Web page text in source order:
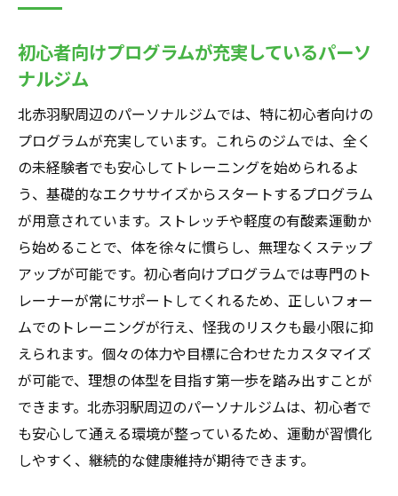
トレーナーが親切なパーソナルジムの選び
特徴
最新機器完備北赤羽駅近くで理想の体型を目指
せるパーソナルジム
最新トレーニング機器が揃っているジム
効率的なトレーニングをサポートする機器
最先端技術を導入したパーソナルジム
最新機器で理想の体型を目指す方法
トレーニング効果を最大化する最新設備
北赤羽駅周辺の最新機器完備のパーソナル
ジム
24時間営業で便利北赤羽駅周辺のパーソナルジ
ム紹介
初心者向けプログラムが充実しているパーソ
ナルジム
北赤羽駅周辺のパーソナルジムでは、特に初心者向けの
プログラムが充実しています。これらのジムでは、全く
の未経験者でも安心してトレーニングを始められるよ
う、基礎的なエクササイズからスタートするプログラム
が用意されています。ストレッチや軽度の有酸素運動か
ら始めることで、体を徐々に慣らし、無理なくステップ
アップが可能です。初心者向けプログラムでは専門のト
レーナーが常にサポートしてくれるため、正しいフォー
ムでのトレーニングが行え、怪我のリスクも最小限に抑
えられます。個々の体力や目標に合わせたカスタマイズ
が可能で、理想の体型を目指す第一歩を踏み出すことが
できます。北赤羽駅周辺のパーソナルジムは、初心者で
も安心して通える環境が整っているため、運動が習慣化
しやすく、継続的な健康維持が期待できます。